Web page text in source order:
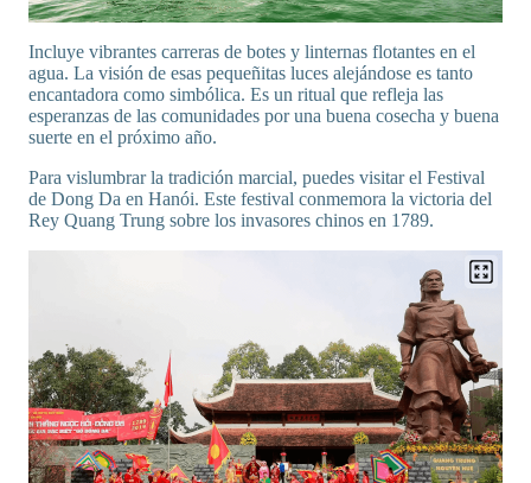
Incluye vibrantes carreras de botes y linternas flotantes en el
agua. La visión de esas pequeñitas luces alejándose es tanto
encantadora como simbólica. Es un ritual que refleja las
esperanzas de las comunidades por una buena cosecha y buena
suerte en el próximo año.
Para vislumbrar la tradición marcial, puedes visitar el Festival
de Dong Da en Hanói. Este festival conmemora la victoria del
Rey Quang Trung sobre los invasores chinos en 1789.